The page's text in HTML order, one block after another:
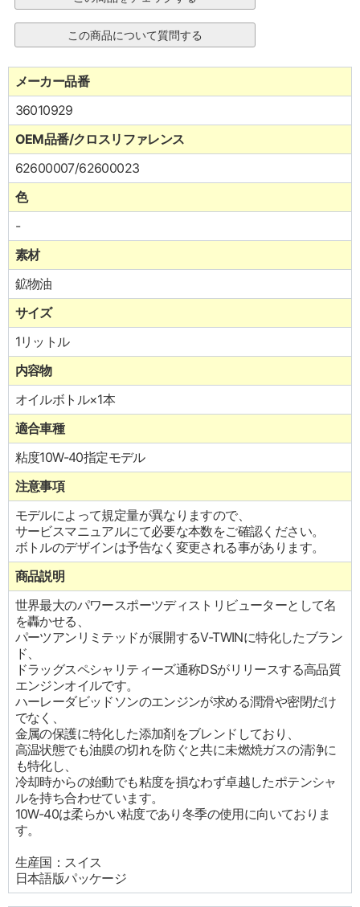
メーカー品番
36010929
OEM品番/クロスリファレンス
62600007/62600023
色
-
素材
鉱物油
サイズ
1リットル
内容物
オイルボトル×1本
適合車種
粘度10W-40指定モデル
注意事項
モデルによって規定量が異なりますので、
サービスマニュアルにて必要な本数をご確認ください。
ボトルのデザインは予告なく変更される事があります。
商品説明
世界最大のパワースポーツディストリビューターとして名
を轟かせる、
パーツアンリミテッドが展開するV-TWINに特化したブラン
ド、
ドラッグスペシャリティーズ通称DSがリリースする高品質
エンジンオイルです。
ハーレーダビッドソンのエンジンが求める潤滑や密閉だけ
でなく、
金属の保護に特化した添加剤をブレンドしており、
高温状態でも油膜の切れを防ぐと共に未燃焼ガスの清浄に
も特化し、
冷却時からの始動でも粘度を損なわず卓越したポテンシャ
ルを持ち合わせています。
10W-40は柔らかい粘度であり冬季の使用に向いておりま
す。
生産国：スイス
日本語版パッケージ